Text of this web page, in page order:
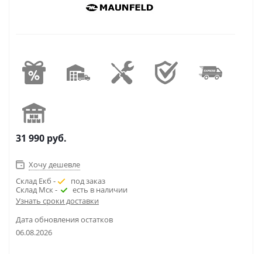
31 990 руб.
Хочу дешевле
Склад Екб -
под заказ
Склад Мск -
есть в наличии
Узнать сроки доставки
Дата обновления остатков
06.08.2026